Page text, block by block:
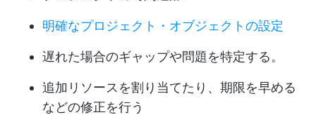
明確なプロジェクト・オブジェクトの設定
遅れた場合のギャップや問題を特定する。
追加リソースを割り当てたり、期限を早める
などの修正を行う